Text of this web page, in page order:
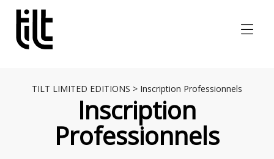
TILT LIMITED EDITIONS > Inscription Professionnels
Inscription
Professionnels